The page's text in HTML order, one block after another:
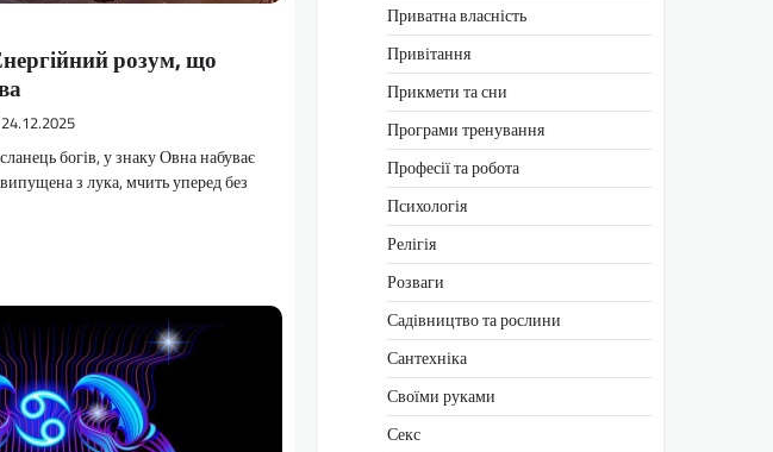
розум, що
24.12.2025
богів, у знаку Овна набуває
з лука, мчить уперед без
Приватна власність
Привітання
Прикмети та сни
Програми тренування
Професії та робота
Психологія
Релігія
Розваги
Садівництво та рослини
Сантехніка
Своїми руками
Секс